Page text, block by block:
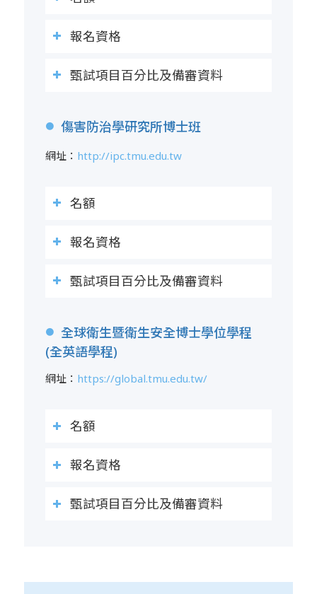
報名資格
甄試項目百分比及備審資料
● 傷害防治學研究所博士班
網址： http://ipc.tmu.edu.tw
名額
報名資格
甄試項目百分比及備審資料
●
全球衛生暨衛生安全博士學位學程
(全英語學程)
網址： https://global.tmu.edu.tw/
名額
報名資格
甄試項目百分比及備審資料